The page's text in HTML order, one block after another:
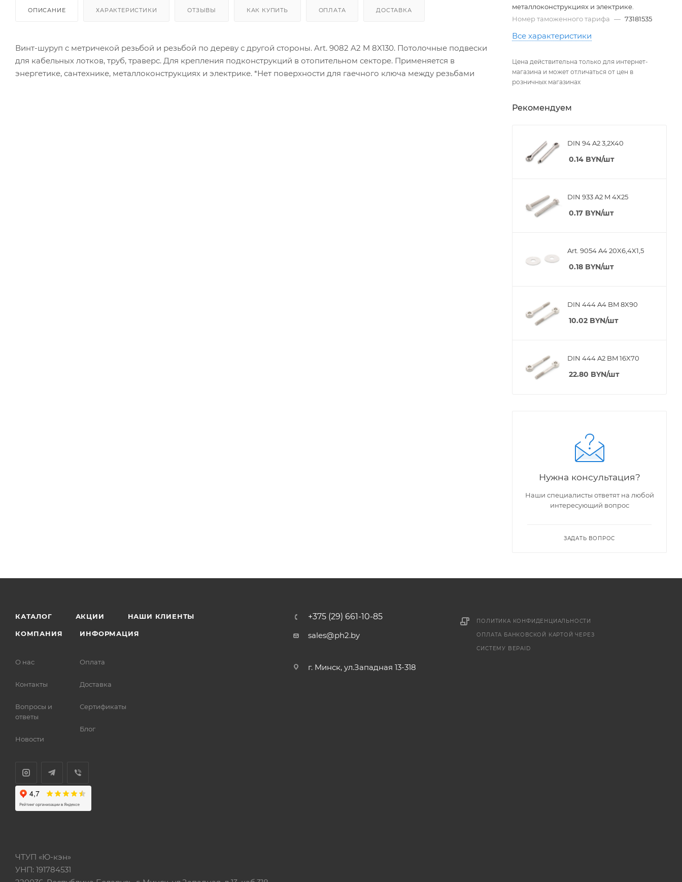
ОПИСАНИЕ ХАРАКТЕРИСТИКИ ОТЗЫВЫ КАК КУПИТЬ ОПЛАТА ДОСТАВКА
Винт-шуруп с метричекой резьбой и резьбой по дереву с другой стороны. Art. 9082 A2 M 8X130. Потолочные подвески
для кабельных лотков, труб, траверс. Для крепления подконструкций в отопительном секторе. Применяется в
энергетике, сантехнике, металлоконструкциях и электрике. *Нет поверхности для гаечного ключа между резьбами
металлоконструкциях и электрике.
Номер таможенного тарифа — 73181535
Все характеристики
Цена действительна только для интернет-
магазина и может отличаться от цен в
розничных магазинах
Рекомендуем
DIN 94 A2 3,2X40
0.14 BYN/шт
DIN 933 A2 M 4X25
0.17 BYN/шт
Art. 9054 A4 20X6,4X1,5
0.18 BYN/шт
DIN 444 A4 BM 8X90
10.02 BYN/шт
DIN 444 A2 BM 16X70
22.80 BYN/шт
Нужна консультация?
Наши специалисты ответят на любой
интересующий вопрос
ЗАДАТЬ ВОПРОС
КАТАЛОГ АКЦИИ НАШИ КЛИЕНТЫ
КОМПАНИЯ
О нас
Контакты
Вопросы и
ответы
Новости
ИНФОРМАЦИЯ
Оплата
Доставка
Сертификаты
Блог
+375 (29) 661-10-85
sales@ph2.by
г. Минск, ул.Западная 13-318
ПОЛИТИКА КОНФИДЕНЦИАЛЬНОСТИ
ОПЛАТА БАНКОВСКОЙ КАРТОЙ ЧЕРЕЗ
СИСТЕМУ BEPAID
ЧТУП «Ю-кэн»
УНП: 191784531